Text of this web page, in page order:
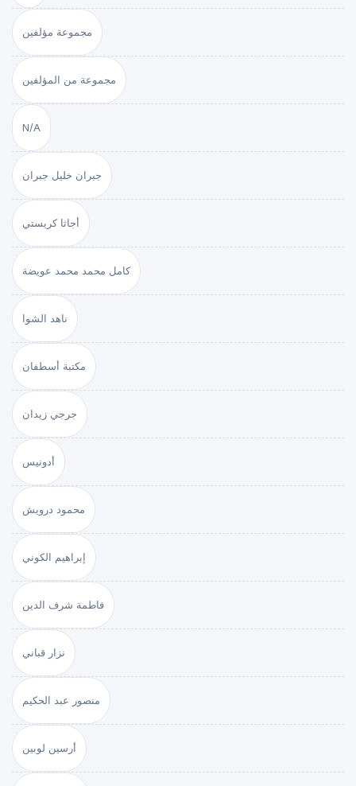
مجموعة مؤلفين
مجموعة من المؤلفين
N/A
جبران خليل جبران
أجاثا كريستي
كامل محمد محمد عويضة
ناهد الشوا
مكتبة أسطفان
جرجي زيدان
أدونيس
محمود درويش
إبراهيم الكوني
فاطمة شرف الدين
نزار قباني
منصور عبد الحكيم
أرسين لوبين